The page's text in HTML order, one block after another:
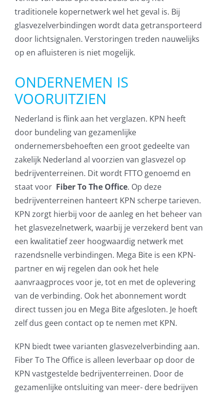
traditionele kopernetwerk wel het geval is. Bij
glasvezelverbindingen wordt data getransporteerd
door lichtsignalen. Verstoringen treden nauwelijks
op en afluisteren is niet mogelijk.
ONDERNEMEN IS
VOORUITZIEN
Nederland is flink aan het verglazen. KPN heeft
door bundeling van gezamenlijke
ondernemersbehoeften een groot gedeelte van
zakelijk Nederland al voorzien van glasvezel op
bedrijventerreinen. Dit wordt FTTO genoemd en
staat voor Fiber To The Office. Op deze
bedrijventerreinen hanteert KPN scherpe tarieven.
KPN zorgt hierbij voor de aanleg en het beheer van
het glasvezelnetwerk, waarbij je verzekerd bent van
een kwalitatief zeer hoogwaardig netwerk met
razendsnelle verbindingen. Mega Bite is een KPN-
partner en wij regelen dan ook het hele
aanvraagproces voor je, tot en met de oplevering
van de verbinding. Ook het abonnement wordt
direct tussen jou en Mega Bite afgesloten. Je hoeft
zelf dus geen contact op te nemen met KPN.
KPN biedt twee varianten glasvezelverbinding aan.
Fiber To The Office is alleen leverbaar op door de
KPN vastgestelde bedrijventerreinen. Door de
gezamenlijke ontsluiting van meer- dere bedrijven